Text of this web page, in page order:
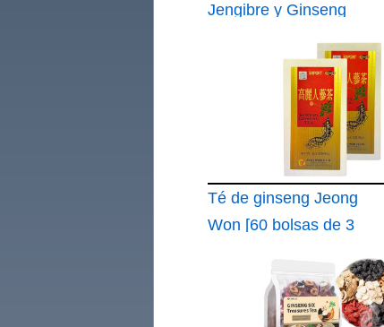
Jengibre y Ginseng
Bolsas Envasadas
Individualmente
Infusión de Hierbas
Té de ginseng Jeong
Won [60 bolsas de 3
Claridad Mental